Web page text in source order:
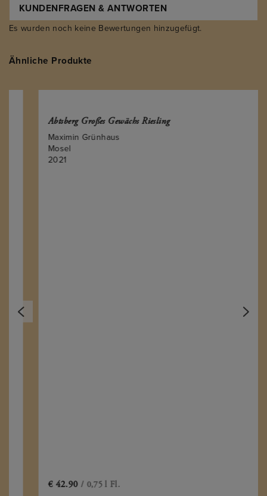
KUNDENFRAGEN & ANTWORTEN
Es wurden noch keine Bewertungen hinzugefügt.
Ähnliche Produkte